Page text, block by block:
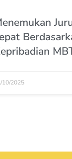
10/2025